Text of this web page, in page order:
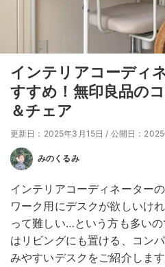
インテリアコーディ
すすめ！無印良品の
＆チェア
更新日：2025年3月15日 / 公開日：
みのくるみ
インテリアコーディネーター
ワーク用にデスクが欲しいけ
って難しい…という方も多い
はリビングにも置ける、コン
みやすいデスクをご紹介します